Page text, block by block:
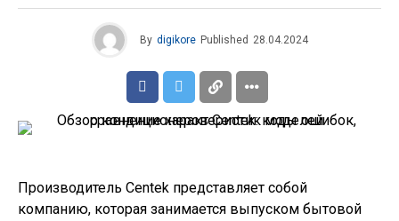
By digikore Published 28.04.2024
Производитель Centek представляет собой
компанию, которая занимается выпуском бытовой